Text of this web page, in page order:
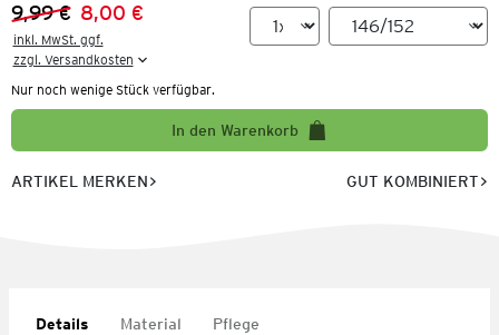
Vorheriger Preis:
9,99 €
Neuer Preis:
8,00 €
inkl. MwSt. ggf.
zzgl. Versandkosten
Nur noch wenige Stück verfügbar.
In den Warenkorb
ARTIKEL MERKEN GUT KOMBINIERT
Details Material Pflege